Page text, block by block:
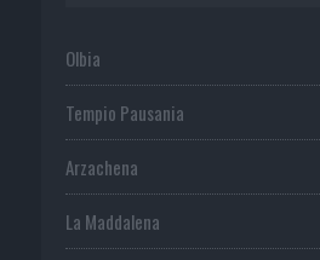
Olbia
Tempio Pausania
Arzachena
La Maddalena